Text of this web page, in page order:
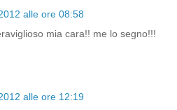
alle ore 08:58
mia cara!! me lo segno!!!
alle ore 12:19